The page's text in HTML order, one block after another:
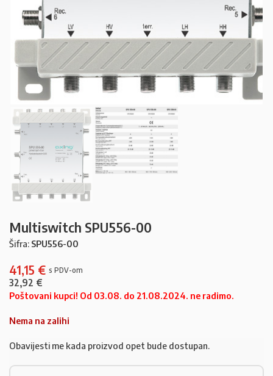
Multiswitch SPU556-00
Šifra: SPU556-00
41,15 €
32,92 €
Poštovani kupci! Od 03.08. do 21.08.2024. ne radimo.
Nema na zalihi
Obavijesti me kada proizvod opet bude dostupan.